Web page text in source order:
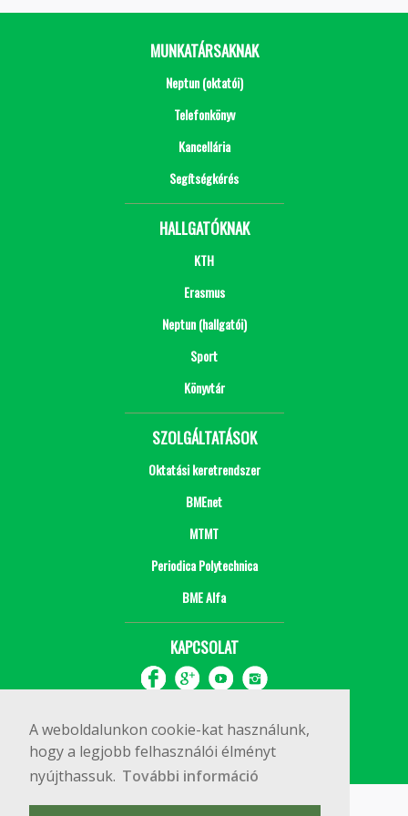
A weboldalunkon cookie-kat használunk,
hogy a legjobb felhasználói élményt
nyújthassuk. További információ
MUNKATÁRSAKNAK
Neptun (oktatói)
Telefonkönyv
Kancellária
Segítségkérés
HALLGATÓKNAK
KTH
Erasmus
Neptun (hallgatói)
Sport
Könyvtár
SZOLGÁLTATÁSOK
Oktatási keretrendszer
BMEnet
MTMT
Periodica Polytechnica
BME Alfa
KAPCSOLAT